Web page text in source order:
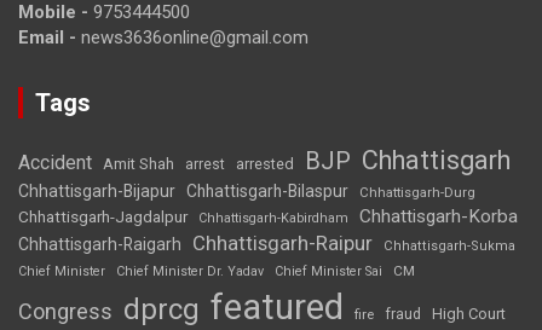
Mobile - 9753444500
Email - news3636online@gmail.com
Tags
Accident Amit Shah arrest arrested BJP Chhattisgarh
Chhattisgarh-Bijapur Chhattisgarh-Bilaspur Chhattisgarh-Durg
Chhattisgarh-Jagdalpur Chhattisgarh-Kabirdham Chhattisgarh-Korba
Chhattisgarh-Raigarh Chhattisgarh-Raipur
Chhattisgarh-Sukma
Chief Minister
Chief Minister Dr. Yadav Chief Minister Sai CM
Congress dprcg featured fire fraud High Court